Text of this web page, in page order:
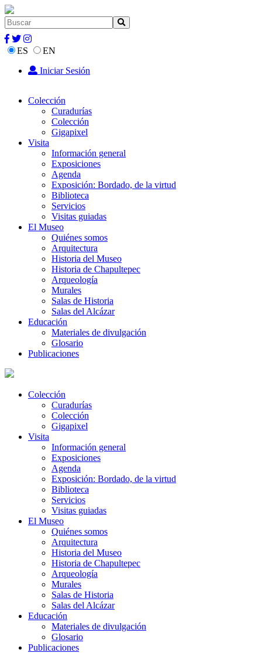
ES
EN
Iniciar Sesión
Colección
Curadurías
Colección
Gigapixel
Visita
Información general
Exposiciones
Agenda
Exposición: Bordado, de la virtud
Biblioteca
Servicios
Visitas guiadas
El Museo
Quiénes somos
Arquitectura
Historia del Museo
Historia de Chapultepec
Arqueología
Murales
Salas de Historia
Salas del Alcázar
Educación
Materiales de divulgación
Glosario
Publicaciones
Colección
Curadurías
Colección
Gigapixel
Visita
Información general
Exposiciones
Agenda
Exposición: Bordado, de la virtud
Biblioteca
Servicios
Visitas guiadas
El Museo
Quiénes somos
Arquitectura
Historia del Museo
Historia de Chapultepec
Arqueología
Murales
Salas de Historia
Salas del Alcázar
Educación
Materiales de divulgación
Glosario
Publicaciones